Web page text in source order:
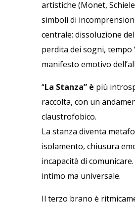
artistiche (Monet,
simboli di
centrale: dissoluzione
perdita dei sogni, tempo
manifesto emotivo
“La Stanza” è più
raccolta, con un
claustrofobico.
La stanza diventa
isolamento, chiusura
incapacità di
intimo ma universale.
Il terzo brano è